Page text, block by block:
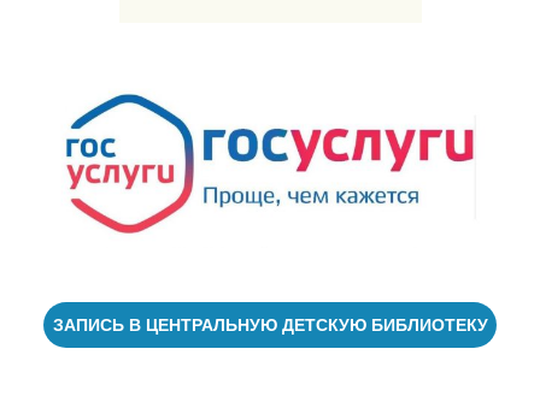
ЗАПИСЬ В ЦЕНТРАЛЬНУЮ ДЕТСКУЮ БИБЛИОТЕКУ